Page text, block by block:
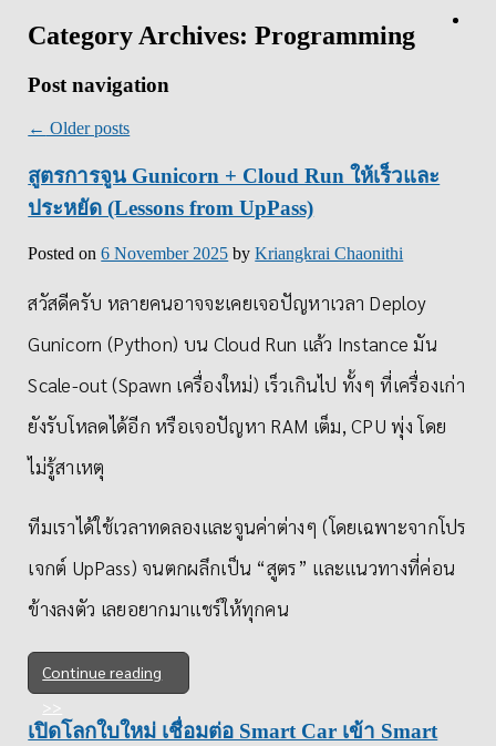
Category Archives:Programming
Post navigation
← Older posts
สูตรการจูน Gunicorn + Cloud Run ให้เร็วและ
ประหยัด (Lessons from UpPass)
Posted on6 November 2025 byKriangkrai Chaonithi
สวัสดีครับ หลายคนอาจจะเคยเจอปัญหาเวลา Deploy
Gunicorn (Python) บน Cloud Run แล้ว Instance มัน
Scale-out (Spawn เครื่องใหม่) เร็วเกินไป ทั้งๆ ที่เครื่องเก่า
ยังรับโหลดได้อีก หรือเจอปัญหา RAM เต็ม, CPU พุ่ง โดย
ไม่รู้สาเหตุ
ทีมเราได้ใช้เวลาทดลองและจูนค่าต่างๆ (โดยเฉพาะจากโปร
เจกต์ UpPass) จนตกผลึกเป็น “สูตร” และแนวทางที่ค่อน
ข้างลงตัว เลยอยากมาแชร์ให้ทุกคน
Continue reading
เปิดโลกใบใหม่ เชื่อมต่อ Smart Car เข้า Smart